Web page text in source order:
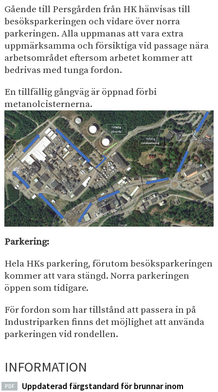
Gående till Persgården från HK hänvisas till
besöksparkeringen och vidare över norra
parkeringen. Alla uppmanas att vara extra
uppmärksamma och försiktiga vid passage nära
arbetsområdet eftersom arbetet kommer att
bedrivas med tunga fordon.​
En tillfällig gångväg är öppnad förbi
metanolcisternerna.
Parkering:
Hela HKs parkering, förutom besöksparkeringen
kommer att vara stängd. Norra parkeringen
öppen som tidigare.
För fordon som har tillstånd att passera in på
Industriparken finns det möjlighet att använda
parkeringen vid rondellen.
INFORMATION
PDF
Uppdaterad färgstandard för brunnar inom